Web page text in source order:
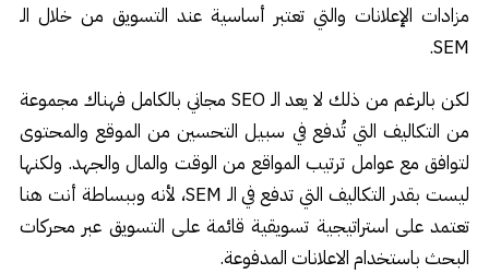
مزادات الإعلانات والتي تعتبر أساسية عند التسويق من خلال الـ
SEM.
لكن بالرغم من ذلك لا يعد الـ SEO مجاني بالكامل فهناك مجموعة
من التكاليف التي تُدفع في سبيل التحسين من الموقع والمحتوى
لتوافق مع عوامل ترتيب المواقع من الوقت والمال والجهد. ولكنها
ليست بقدر التكاليف التي تدفع في الـ SEM، لأنه وببساطة أنت هنا
تعتمد على استراتيجية تسويقية قائمة على التسويق عبر محركات
البحث باستخدام الاعلانات المدفوعة.